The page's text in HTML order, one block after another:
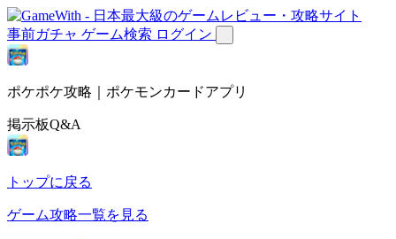
事前ガチャ ゲーム検索 ログイン
ポケポケ攻略｜ポケモンカードアプリ
掲示板Q&A
トップに戻る
ゲーム攻略一覧を見る